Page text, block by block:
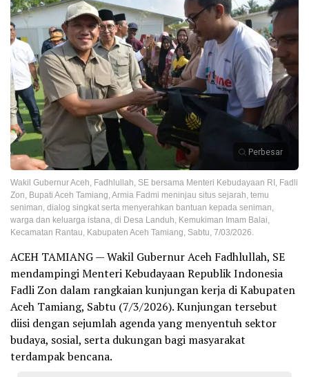
Perbesar
Wakil Gubernur Aceh, Fadhlullah, SE bersama Menteri Kebudayaan RI, Fadli
Zon, Bupati Aceh Tamiang, Armia Fadmi meninjau situs sejarah, temu
seniman, dialog singkat serta menyerahkan bantuan kepada seniman,
warga dan keluarga istana, di Desa Landuh, Kemukiman Imam Balai,
Kecamatan Rantau, Kabupaten Aceh Tamiang, Sabtu, 7/03/2026.
ACEH TAMIANG — Wakil Gubernur Aceh Fadhlullah, SE
mendampingi Menteri Kebudayaan Republik Indonesia
Fadli Zon dalam rangkaian kunjungan kerja di Kabupaten
Aceh Tamiang, Sabtu (7/3/2026). Kunjungan tersebut
diisi dengan sejumlah agenda yang menyentuh sektor
budaya, sosial, serta dukungan bagi masyarakat
terdampak bencana.